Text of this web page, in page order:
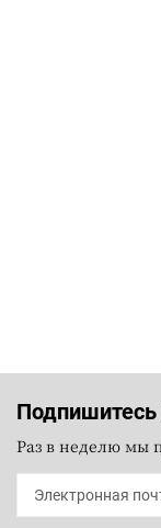
Раз в неделю мы